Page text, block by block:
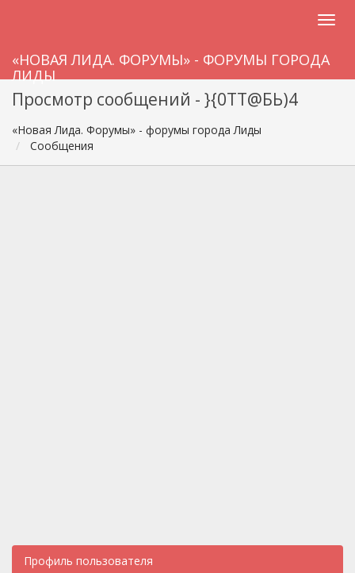
«НОВАЯ ЛИДА. ФОРУМЫ» - ФОРУМЫ ГОРОДА
ЛИДЫ
Просмотр сообщений - }{0TT@БЬ)4
«Новая Лида. Форумы» - форумы города Лиды
Сообщения
Профиль пользователя